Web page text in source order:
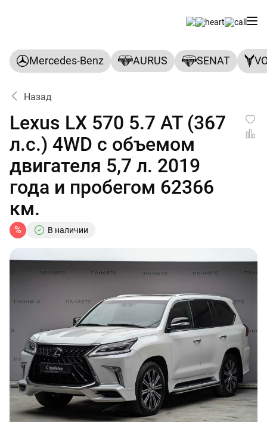
Mercedes-Benz AURUS SENAT
Назад
Lexus LX 570 5.7 AT (367
л.с.) 4WD с объемом
двигателя 5,7 л. 2019
года и пробегом 62366
км.
% В наличии